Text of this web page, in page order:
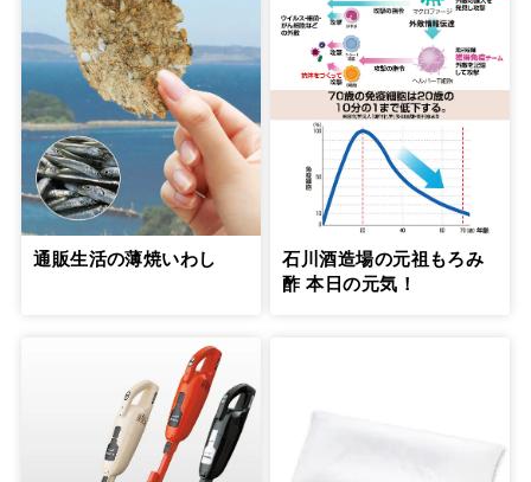
通販生活の薄焼いわし
石川酒造場の元祖もろみ
酢 本日の元気！